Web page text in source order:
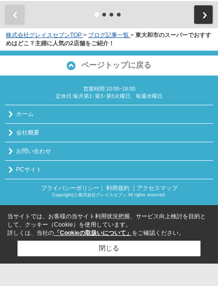
株式会社グレイスセブンTOP > ブログ記事一覧 > 東大和市のスーパーでおすす
めはどこ？主婦に人気の2店舗をご紹介！
ページトップに戻る
営業時間:10:00~18:00
定休日:毎月第1･第3･第5火曜日、毎週水曜日
ホーム
会社概要
お問い合わせ
PCサイト
プライバシーポリシー ｜ 利用規約 ｜アクセスマップ
Copyright(c) 株式会社グレイスセブン All rights reserved.
当サイトでは、お客様の当サイト利用状況把握、サービス向上検討を目的と
して、クッキー（Cookie）を使用しています。
詳しくは、当社の 「Cookieの取扱いについて」 をご確認ください。
閉じる